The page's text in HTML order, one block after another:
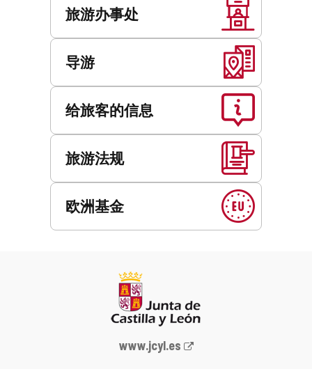
旅游办事处
导游
给旅客的信息
旅游法规
欧洲基金
Junta
www.jcyl.es